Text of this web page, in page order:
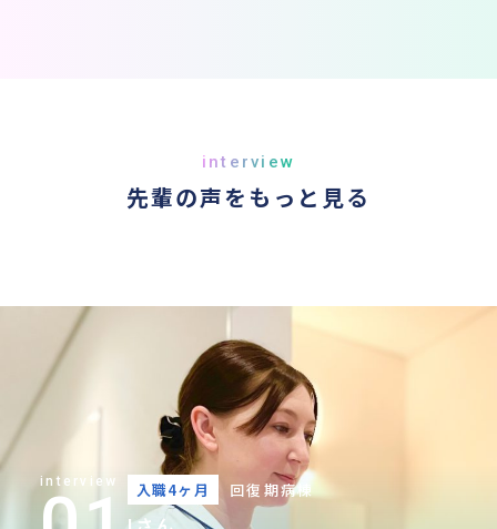
interview
先輩の声をもっと見る
interview 入職4ヶ月 回復期病棟